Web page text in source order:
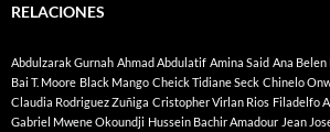
RELACIONES
Abdulzarak Gurnah Ahmad Abdulatif Amina Said Ana
Bai T. Moore Black Mango Cheick Tidiane Seck Chinelo
Claudia Rodriguez Zuñiga Cristopher Virlan Rios Filadelfo
Gabriel Mwene Okoundji Hussein Bachir Amadour Jean